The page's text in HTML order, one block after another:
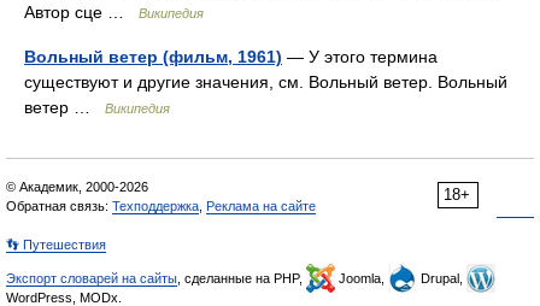
Автор сце …
Википедия
Вольный ветер (фильм, 1961) — У этого термина
существуют и другие значения, см. Вольный ветер. Вольный
ветер …
Википедия
18+
© Академик, 2000-2026
Обратная связь: Техподдержка Реклама на сайте
👣 Путешествия
Экспорт словарей на сайты , сделанные на PHP, Joomla,
Drupal,
WordPress, MODx.